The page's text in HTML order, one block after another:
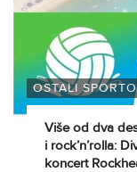
OSTALI
Više od dva
i rock’n’rolla:
koncert